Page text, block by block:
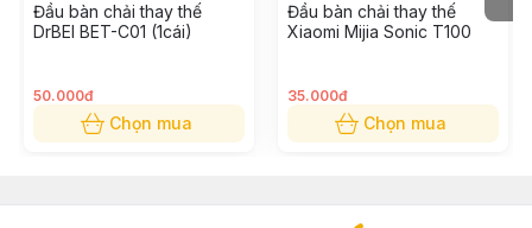
Đầu bàn chải thay thế
DrBEI BET-C01 (1cái)
50.000đ
Chọn mua
Đầu bàn chải thay thế
Xiaomi Mijia Sonic T100
35.000đ
Chọn mua